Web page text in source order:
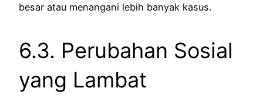
besar atau menangani lebih banyak kasus.
6.3. Perubahan Sosial
yang Lambat